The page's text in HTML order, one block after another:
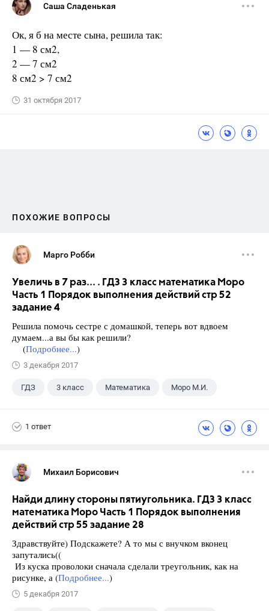
Саша Сладенькая
Ок, я б на месте сына, решила так:
1 — 8 см2,
2 — 7 см2
8 см2 > 7 см2
31 октября 2017
ПОХОЖИЕ ВОПРОСЫ
Марго Робби
Увеличь в 7 раз... . ГДЗ 3 класс математика Моро
Часть 1 Порядок выполнения действий стр 52
задание 4
Решила помочь сестре с домашкой, теперь вот вдвоем
думаем...а вы бы как решили?
(Подробнее...)
3 декабря 2017
ГДЗ 3 класс Математика Моро М.И.
1 ответ
Михаил Борисович
Найди длину стороны пятиугольника. ГДЗ 3 класс
математика Моро Часть 1 Порядок выполнения
действий стр 55 задание 28
Здравствуйте) Подскажете? А то мы с внучком вконец
запутались((
Из куска проволоки сначала сделали треугольник, как на
рисунке, а (Подробнее...)
5 декабря 2017